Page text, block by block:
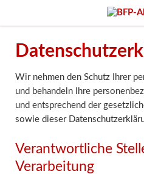
Wir nehmen den Schutz Ihrer
und behandeln Ihre
und entsprechend der
sowie dieser
Verantwortliche
Verarbeitung